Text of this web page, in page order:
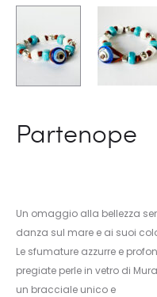
Partenope
Un omaggio alla bellezza
danza sul mare e ai suoi
Le sfumature azzurre e
pregiate perle in vetro di
un bracciale unico e